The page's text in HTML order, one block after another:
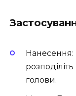
голови.